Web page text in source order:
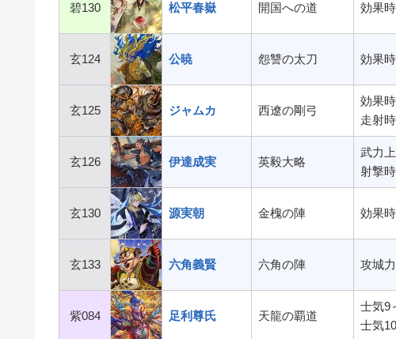
碧130 松平春嶽 開国への道 効果
玄124 公暁 怨讐の太刀 効果
玄125 ジャムカ 西遼の剛弓
効果
走射
玄126 伊達成実 英毅大略
武力
射撃
玄130 源実朝 金槐の陣 効果
玄133 六角義賢 六角の陣 攻城
紫084 足利尊氏 天龍の覇道
士気9
士気